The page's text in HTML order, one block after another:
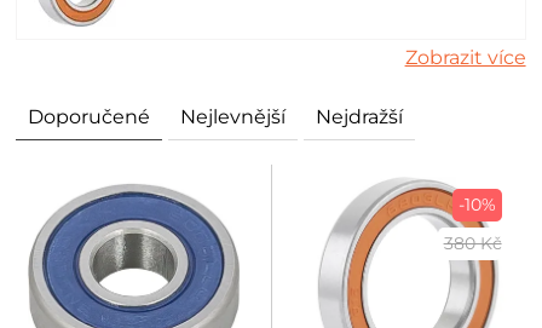
Zobrazit více
Doporučené Nejlevnější Nejdražší
-10%
380 Kč